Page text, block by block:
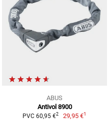
ABUS
Antivol 8900
PVC 60,95 €2 29,95 €1